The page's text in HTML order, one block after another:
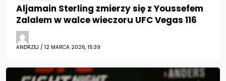
Aljamain Sterling zmierzy się z Youssefem
Zalalem w walce wieczoru UFC Vegas 116
ANDRZEJ / 12 MARCA 2026, 15:39